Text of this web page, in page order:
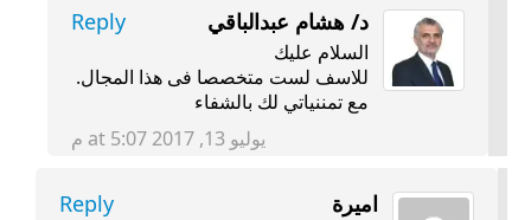
د/ هشام عبدالباقي Reply
السلام عليك
للاسف لست متخصصا فى هذا المجال.
مع تمننياتي لك بالشفاء
يوليو 13, 2017 at 5:07 م
اميرة Reply